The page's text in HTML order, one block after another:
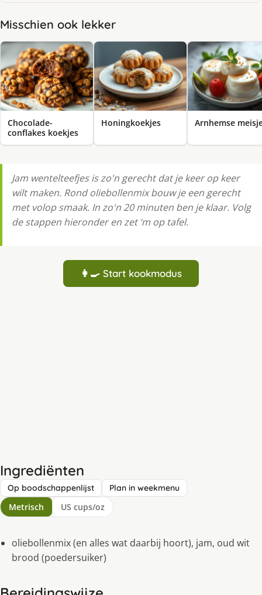
Misschien ook lekker
Chocolade-
conflakes koekjes
Honingkoekjes Arnhemse
Jam wentelteefjes is zo'n gerecht dat je keer op keer
wilt maken. Rond oliebollenmix bouw je een gerecht
met volop smaak. In zo'n 20 minuten ben je klaar. Volg
de stappen hieronder en zet ‘m op tafel.
👩‍🍳 Start kookmodus
Ingrediënten
Op boodschappenlijst Plan in weekmenu
Metrisch US cups/oz
oliebollenmix (en alles wat daarbij hoort), jam, oud wit
brood (poedersuiker)